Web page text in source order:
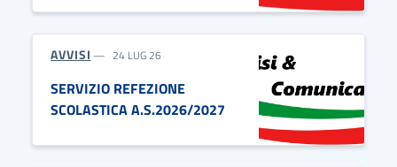
AVVISI 24 LUG 26
SERVIZIO REFEZIONE
SCOLASTICA A.S.2026/2027